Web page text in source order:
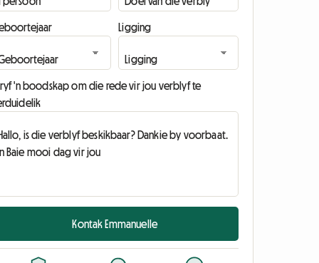
Ligging
'n boodskap om die rede vir jou verblyf te
Kontak Emmanuelle